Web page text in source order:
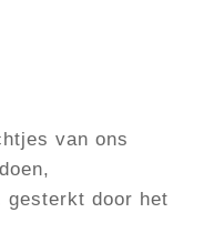
van ons
gesterkt door het